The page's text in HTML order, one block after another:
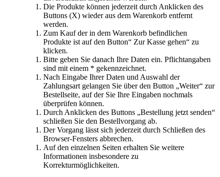
Die Produkte können jederzeit durch Anklicken des
Buttons (X) wieder aus dem Warenkorb entfernt
werden.
Zum Kauf der in dem Warenkorb befindlichen
Produkte ist auf den Button“ Zur Kasse gehen“ zu
klicken.
Bitte geben Sie danach Ihre Daten ein. Pflichtangaben
sind mit einem * gekennzeichnet.
Nach Eingabe Ihrer Daten und Auswahl der
Zahlungsart gelangen Sie über den Button „Weiter“ zur
Bestellseite, auf der Sie Ihre Eingaben nochmals
überprüfen können.
Durch Anklicken des Buttons „Bestellung jetzt senden“
schließen Sie den Bestellvorgang ab.
Der Vorgang lässt sich jederzeit durch Schließen des
Browser-Fensters abbrechen.
Auf den einzelnen Seiten erhalten Sie weitere
Informationen insbesondere zu
Korrekturmöglichkeiten.